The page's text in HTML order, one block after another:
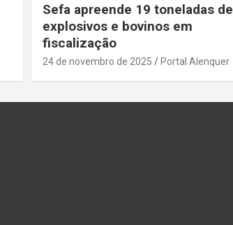
Sefa apreende 19 toneladas de
explosivos e bovinos em
fiscalização
24 de novembro de 2025 Portal Alenquer